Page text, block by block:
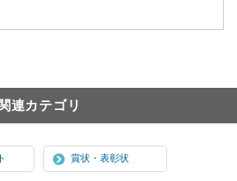
関連カテゴリ
賞状・表彰状